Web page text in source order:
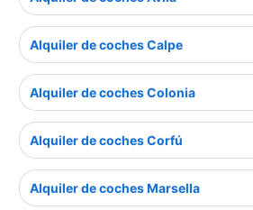
Alquiler de coches Calpe
Alquiler de coches Colonia
Alquiler de coches Corfú
Alquiler de coches Marsella